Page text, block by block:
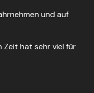
und auf
Zeit hat sehr viel für